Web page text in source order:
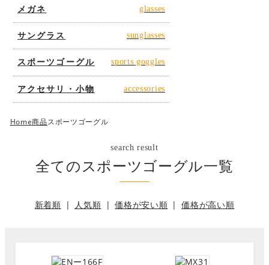
メガネ glasses
サングラス sunglasses
スポーツゴーグル sports goggles
アクセサリ・小物 accessories
Home商品スポーツゴーグル
search result
全てのスポーツゴーグル一覧
新着順 人気順 価格が安い順 価格が高い順